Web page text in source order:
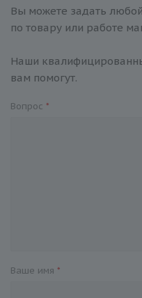
Вы можете задать
по товару или работе
Наши
вам помогут.
Вопрос *
Ваше имя *